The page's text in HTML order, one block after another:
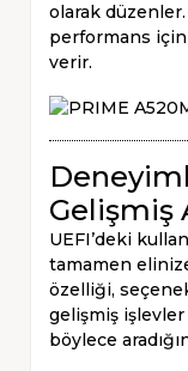
olarak düzenler.
performans
verir.
Gelişmiş
UEFI’deki
tamamen
özelliği,
gelişmiş
böylece